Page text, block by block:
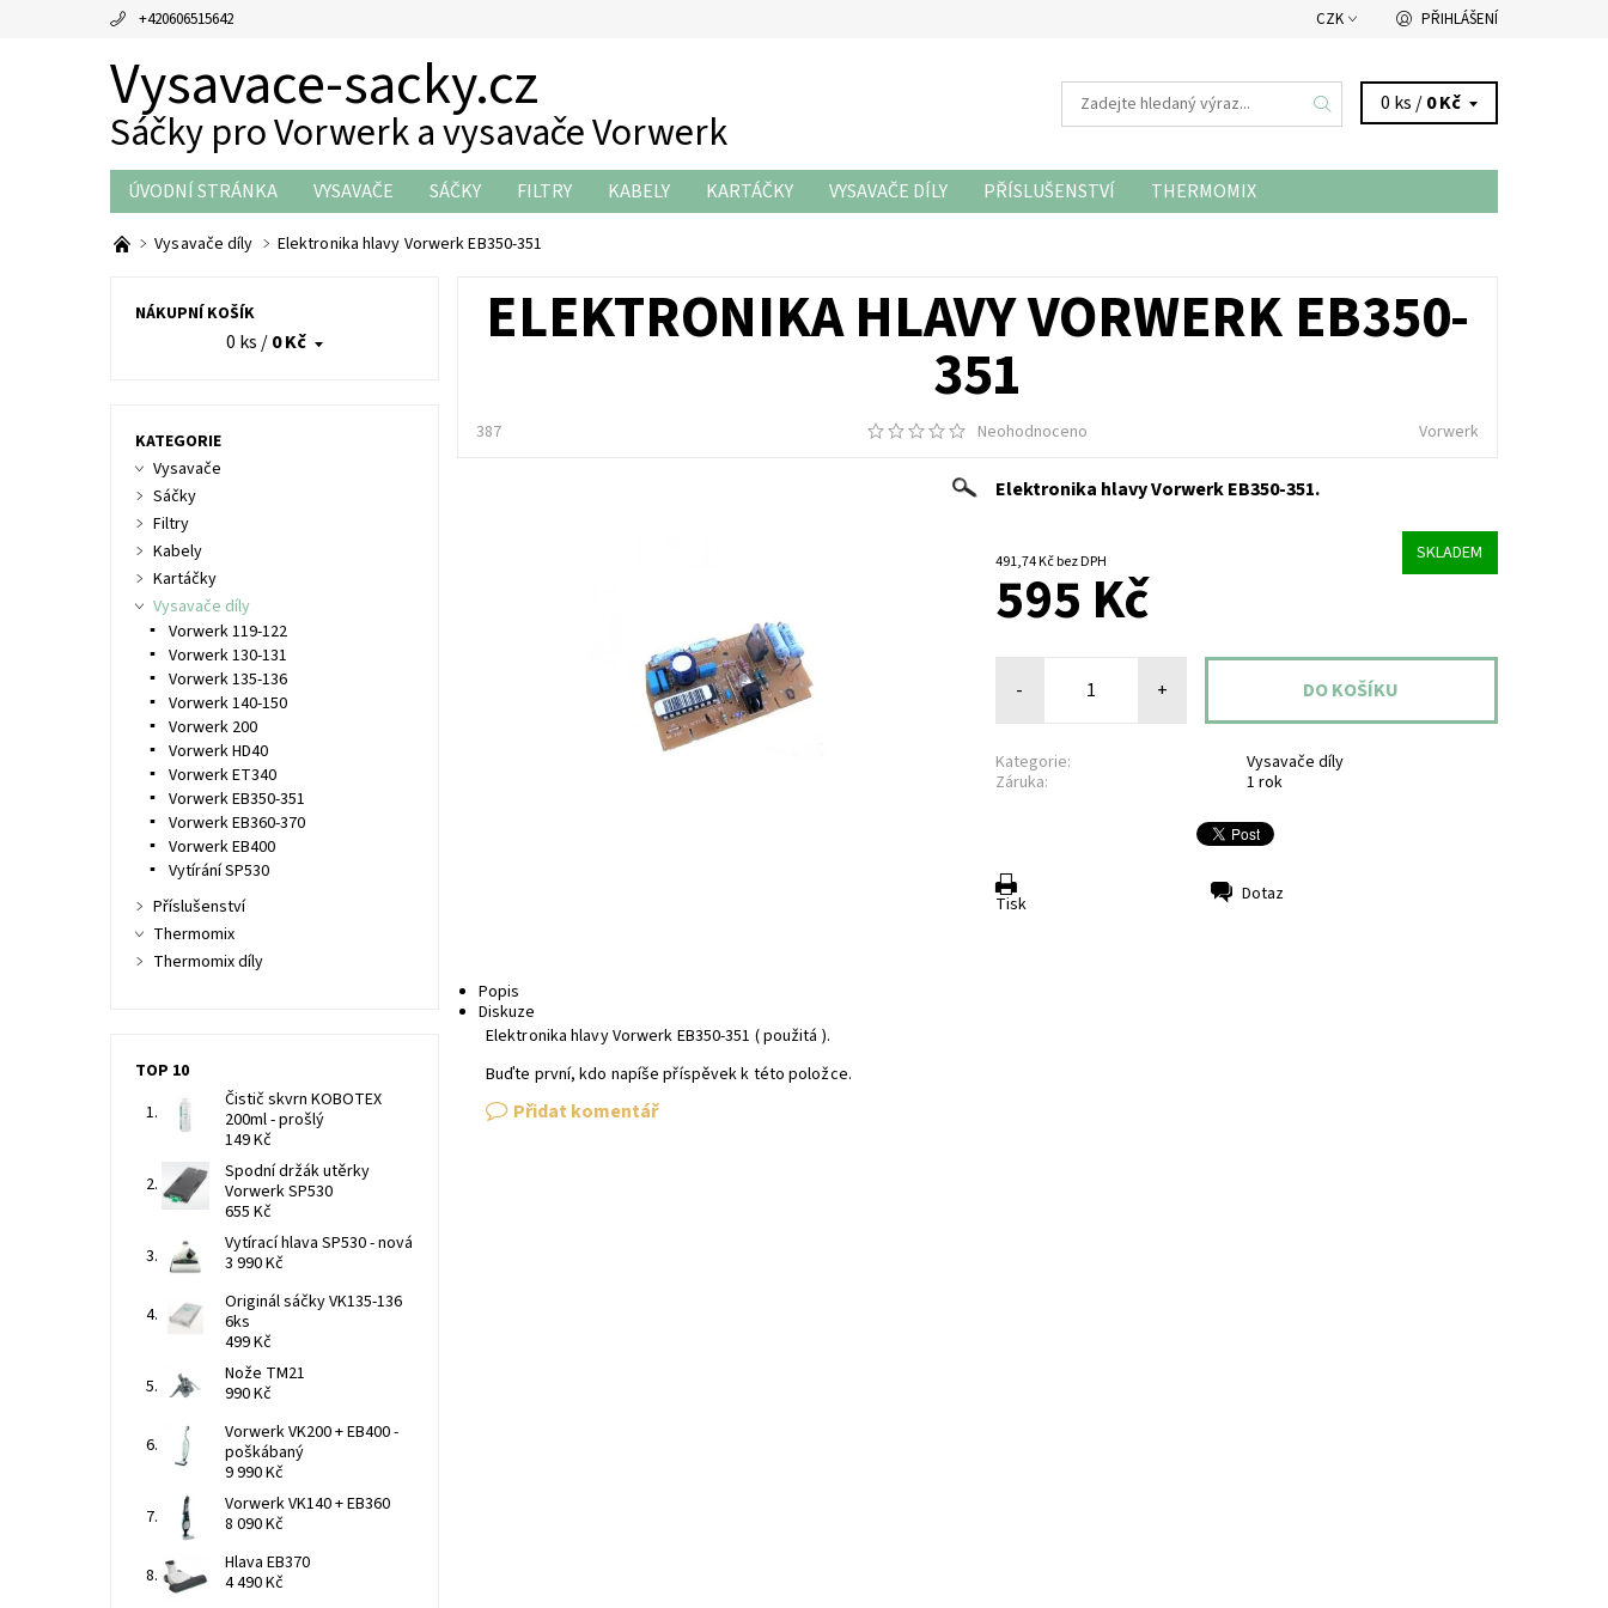
+420606515642 CZK PŘIHLÁŠENÍ
Vysavace-sacky.cz
Sáčky pro Vorwerk a vysavače Vorwerk
0 ks /0 Kč
ÚVODNÍ STRÁNKA VYSAVAČE SÁČKY FILTRY KABELY KARTÁČKY VYSAVAČE DÍLY PŘÍSLUŠENSTVÍ
THERMOMIX
THERMOMIX DÍLY
OBCHODNÍ PODMÍNKY KONTAKTY
Vysavače díly Elektronika hlavy Vorwerk EB350-351
ELEKTRONIKA HLAVY VORWERK EB350-
351
387 Neohodnoceno Vorwerk
Elektronika hlavy Vorwerk EB350-351.
491,74 Kč bez DPH SKLADEM
595 Kč
- +
Kategorie:
Vysavače díly
Záruka:
1 rok
Tisk Dotaz
Popis
Diskuze
Elektronika hlavy Vorwerk EB350-351 ( použitá ).
Buďte první, kdo napíše příspěvek k této položce.
Přidat komentář
NÁKUPNÍ KOŠÍK
0 ks /0 Kč
KATEGORIE
Vysavače
Sáčky
Filtry
Kabely
Kartáčky
Vysavače díly
Vorwerk 119-122
Vorwerk 130-131
Vorwerk 135-136
Vorwerk 140-150
Vorwerk 200
Vorwerk HD40
Vorwerk ET340
Vorwerk EB350-351
Vorwerk EB360-370
Vorwerk EB400
Vytírání SP530
Příslušenství
Thermomix
Thermomix díly
TOP 10
Čistič skvrn KOBOTEX
200ml - prošlý
149 Kč
Spodní držák utěrky
Vorwerk SP530
655 Kč
Vytírací hlava SP530 - nová
3 990 Kč
Originál sáčky VK135-136
6ks
499 Kč
Nože TM21
990 Kč
Vorwerk VK200 + EB400 -
poškábaný
9 990 Kč
Vorwerk VK140 + EB360
8 090 Kč
Hlava EB370
4 490 Kč